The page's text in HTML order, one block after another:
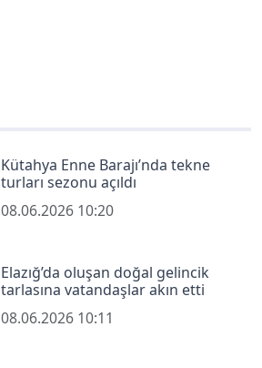
Kütahya Enne Barajı’nda tekne
turları sezonu açıldı
08.06.2026 10:20
Elazığ’da oluşan doğal gelincik
tarlasına vatandaşlar akın etti
08.06.2026 10:11